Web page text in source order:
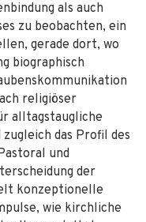
als auch
zu beobachten, ein
gerade dort, wo
biographisch
religiöser
alltagstaugliche
das Profil des
und
der
konzeptionelle
wie kirchliche